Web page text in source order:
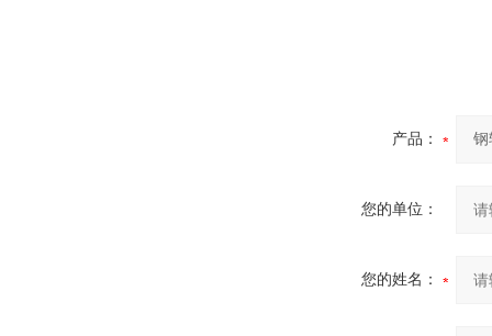
产品：
您的单位：
您的姓名：